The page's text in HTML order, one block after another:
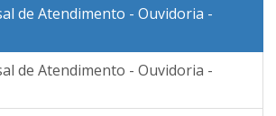
de Atendimento - Ouvidoria -
de Atendimento - Ouvidoria -